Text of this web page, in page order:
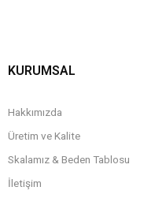
KURUMSAL
Hakkımızda
Üretim ve Kalite
Skalamız & Beden Tablosu
İletişim